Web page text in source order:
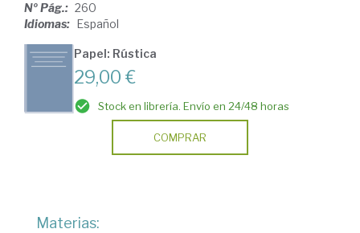
Nº Pág.: 260
Idiomas: Español
Papel: Rústica
29,00 €
Stock en librería. Envío en 24/48 horas
COMPRAR
Materias: